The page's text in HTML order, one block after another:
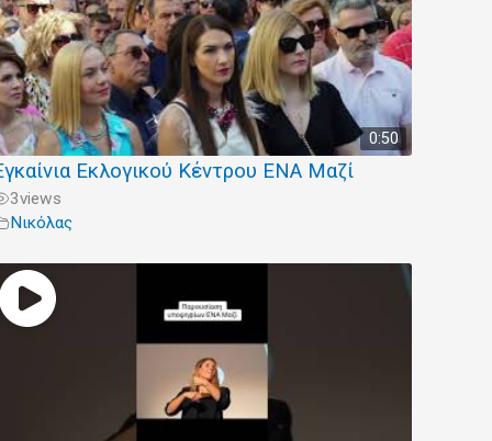
0:50
Εκλογικού Κέντρου ΕΝΑ Μαζί
3views
Νικόλας